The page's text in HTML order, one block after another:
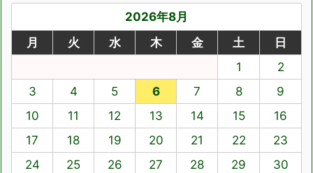
2026年8月
月
火 水 木 金 土
日
1
2
3
4 5 6 7 8
9
10
11 12 13 14 15
16
17
18 19 20 21 22
23
24
25 26 27 28 29
30